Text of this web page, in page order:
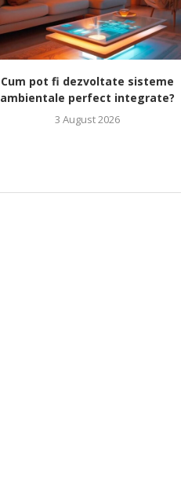
Cum pot fi dezvoltate sisteme
ambientale perfect integrate?
3 August 2026